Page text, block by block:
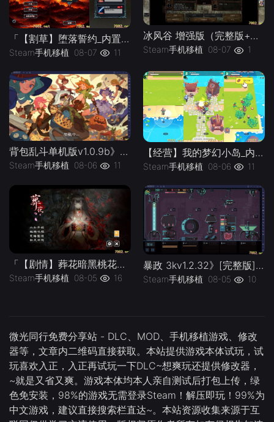
「【割草】堕落誓约_内置作弊菜单」-手机移植版下载-.均亲测可玩
Steam手机移植 08-07 11
冰风谷 增强版（完整版+菜单版）Steam移植 特别好评的龙与地下城规则奇幻角色扮演游戏！
Steam手机移植 08-07 1
背包乱斗单机版v1.0.9b》[完整版]Steam移植
Steam手机移植 08-06 11
【经营】我的梦幻小岛_内置作弊菜单」-手机移植版下载-.均亲测可玩
Steam手机移植 08-06 11
「【剧情】葬花暗黑桃花源v2.3_解锁完整版」-手机移植版下载-.均亲测可玩
Steam手机移植 08-05 16
暴政 3kv1.2.32》[完整版]Steam移植
Steam手机移植 08-05 10
微光同行免费分享站 - DLC、MOD、手机移植游戏、修改
器等，文章内二维码直接获取。本站提供游戏本体试玩，试
玩喜欢入正，入正再试玩一下DLC~想爽玩还提供修改器，
~就是又省又爽。游戏本体均本人亲自测试后打包上传，绿
色免安装，98%的游戏无需登录Steam！解压即玩！99%为
中文游戏，建议直接搜索栏直达~。本站资源收集来源于互